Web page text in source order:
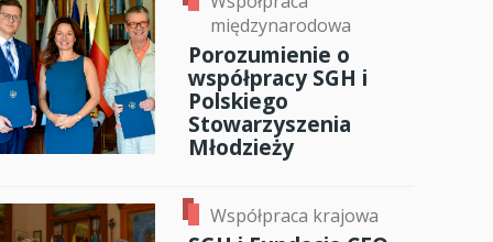
SGH
międzynarodowa
Porozumienie o
współpracy SGH i
Polskiego
Stowarzyszenia
Młodzieży
Współpraca krajowa